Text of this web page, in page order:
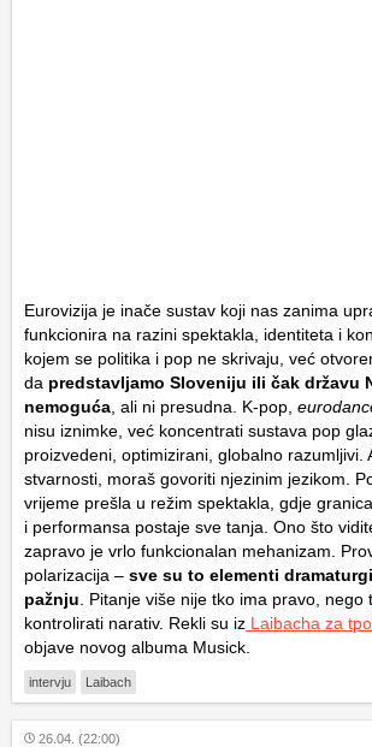
Eurovizija je inače sustav koji nas zanima
funkcionira na razini spektakla, identiteta i
kojem se politika i pop ne skrivaju, već
da predstavljamo Sloveniju ili čak državu
nemoguća , ali ni presudna. K-pop,
nisu iznimke, već koncentrati sustava pop
proizvedeni, optimizirani, globalno razumljivi.
stvarnosti, moraš govoriti njezinim jezikom.
vrijeme prešla u režim spektakla, gdje
i performansa postaje sve tanja. Ono što
zapravo je vrlo funkcionalan mehanizam.
polarizacija – sve su to elementi
pažnju . Pitanje više nije tko ima pravo, nego
kontrolirati narativ. Rekli su iz Laibacha za
objave novog albuma Musick.
intervju Laibach
26.04. (22:00)